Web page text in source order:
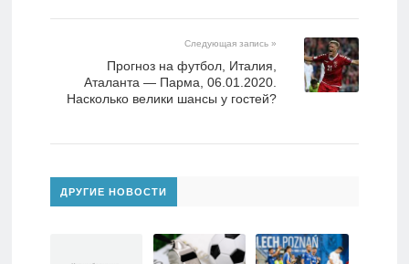
Следующая запись »
Прогноз на футбол, Италия,
Аталанта — Парма, 06.01.2020.
Насколько велики шансы у гостей?
ДРУГИЕ НОВОСТИ